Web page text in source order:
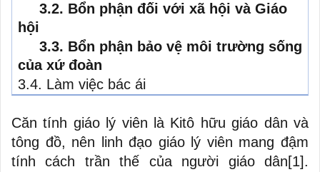
3.2. Bổn phận đối với xã hội và Giáo
hội
3.3. Bổn phận bảo vệ môi trường sống
của xứ đoàn
3.4. Làm việc bác ái
Căn tính giáo lý viên là Kitô hữu giáo dân và
tông đồ, nên linh đạo giáo lý viên mang đậm
tính cách trần thế của người giáo dân[1].